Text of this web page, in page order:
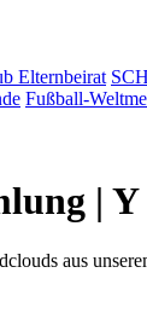
Elternbeirat
Fußball-
| Y
aus